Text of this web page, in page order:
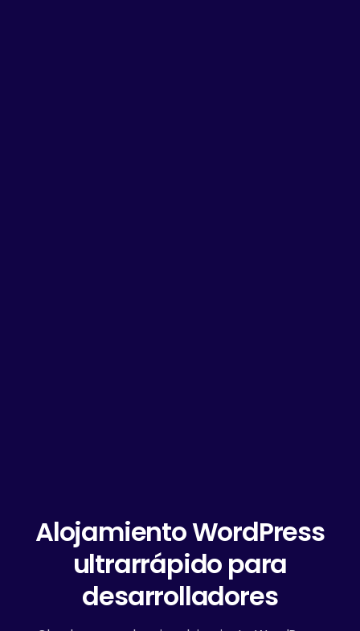
Alojamiento WordPress
ultrarrápido para
desarrolladores